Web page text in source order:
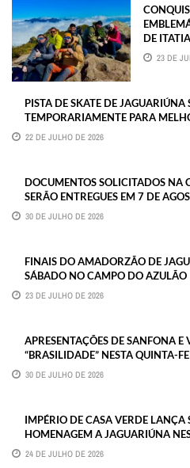
DE
23 DE
PISTA DE SKATE DE JAGUARIÚNA
TEMPORARIAMENTE PARA
22 DE JULHO DE 2026
DOCUMENTOS SOLICITADOS NA
SERÃO ENTREGUES EM 7 DE
30 DE JULHO DE 2026
FINAIS DO AMADORZÃO DE
SÁBADO NO CAMPO DO AZULÃO
23 DE JULHO DE 2026
APRESENTAÇÕES DE SANFONA
“BRASILIDADE” NESTA QUINTA-
30 DE JULHO DE 2026
IMPÉRIO DE CASA VERDE
HOMENAGEM A JAGUARIÚNA
24 DE JULHO DE 2026